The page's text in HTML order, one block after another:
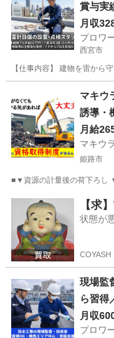
賞与実
月収
プロワ
西宮市
【仕事内容】 建物を雷から
その他
マキウ
誘導・
あり】
月給
マキウ
姫路市
■▼資源の計量後の荷下ろし
姫路市 その他
【求
状態が
COYASH
現場監
ら習得
月収
プロワ